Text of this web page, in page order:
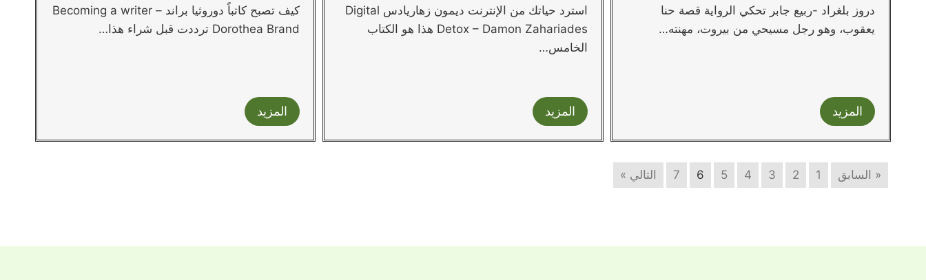
دروز بلغراد -ربيع جابر تحكي الرواية قصة حنا
يعقوب، وهو رجل مسيحي من بيروت، مهنته…
المزيد
استرد حياتك من الإنترنت ديمون زهاريادس Digital
Detox – Damon Zahariades هذا هو الكتاب
الخامس…
المزيد
كيف تصبح كاتباً دوروثيا براند Becoming a writer –
Dorothea Brand ترددت قبل شراء هذا…
المزيد
« السابق 1
2
3
4
5
6
7 التالي »